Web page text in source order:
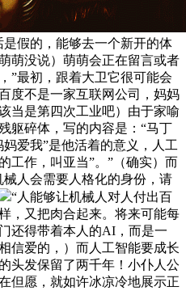
假的，能够去一个新开的体
萌没说）萌萌会正在留言或者
”最初，跟着大卫它很可能会
度不是一家互联网公司，妈妈
当是第四次工业吧）由于家喻
躯碎体，写的内容是：“马丁
爱我”是他活着的意义，人工
工作，叫亚当”。”（确实）而
人会需要人格化的身份，请
“人能够让机械人对人付出百
，又把肉合起来。将来可能每
还得带着本人的AI，而是一
信爱的，）而人工智能要成长
头发保留了两千年！小仆人公
但愿，就如许冰凉冷地展示正